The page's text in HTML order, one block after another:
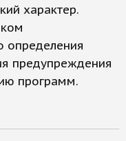
характер.
определения
предупреждения
программ.